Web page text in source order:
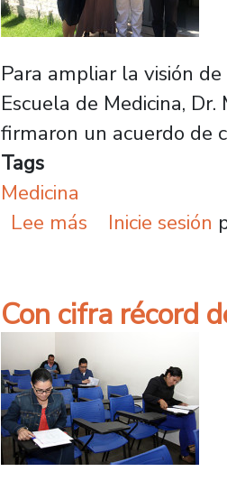
Para ampliar la visión
Escuela de Medicina,
firmaron un acuerdo de
Tags
Medicina
Lee más sobre
Inicie sesión
Con cifra récord